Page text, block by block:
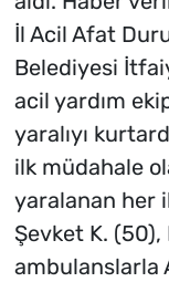
İl Acil Afat
Belediyesi
acil yardım
yaralıyı
ilk müdahale
yaralanan her
Şevket K. (50),
ambulanslarla